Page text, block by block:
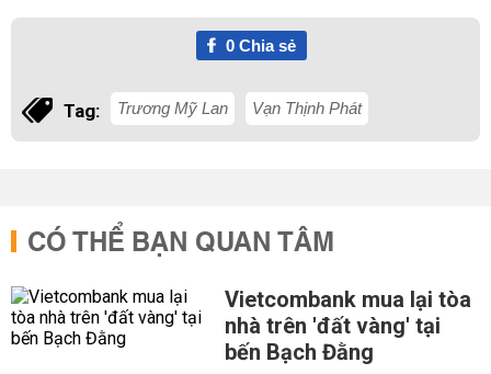
0Chia sẻ
Tag: Trương Mỹ Lan Vạn Thịnh Phát
CÓ THỂ BẠN QUAN TÂM
Vietcombank mua lại tòa
nhà trên 'đất vàng' tại
bến Bạch Đằng